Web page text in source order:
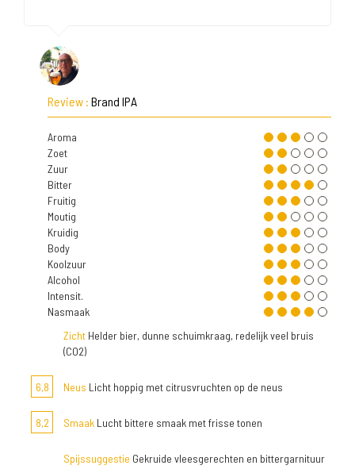
Review : Brand IPA
Aroma
Zoet
Zuur
Bitter
Fruitig
Moutig
Kruidig
Body
Koolzuur
Alcohol
Intensit.
Nasmaak
Zicht Helder bier, dunne schuimkraag, redelijk veel bruis
(CO2)
6,8 Neus Licht hoppig met citrusvruchten op de neus
8,2 Smaak Lucht bittere smaak met frisse tonen
Spijssuggestie Gekruide vleesgerechten en bittergarnituur